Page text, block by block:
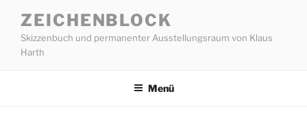
Inhalt
springen
ZEICHENBLOCK
Skizzenbuch und permanenter Ausstellungsraum von Klaus
Harth
Menü